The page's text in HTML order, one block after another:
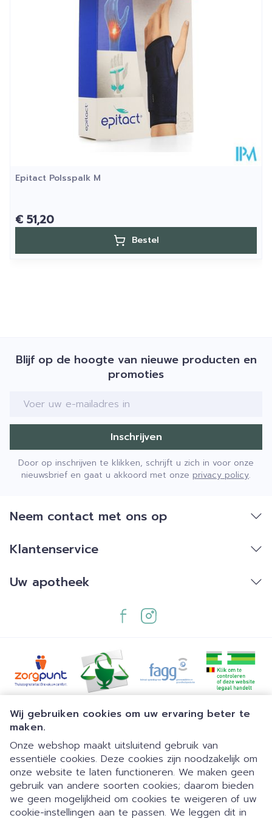
Wij gebruiken cookies om uw ervaring beter te
maken.
Onze webshop maakt uitsluitend gebruik van
essentiële cookies. Deze cookies zijn noodzakelijk om
onze website te laten functioneren. We maken geen
gebruik van andere soorten cookies; daarom bieden
we geen mogelijkheid om cookies te weigeren of uw
cookie-instellingen aan te passen. We leggen dit in
Hoeveelheid
Stuk
Kamertemperatuur (15°C -
25°C)
Epitact Polsspalk M
€ 51,20
Bestel
Blijf op de hoogte van nieuwe producten en
promoties
E-mail adres
Inschrijven
Door op inschrijven te klikken, schrijft u zich in voor onze
nieuwsbrief en gaat u akkoord met onze privacy policy.
Neem contact met ons op
Klantenservice
Uw apotheek
Juridische links